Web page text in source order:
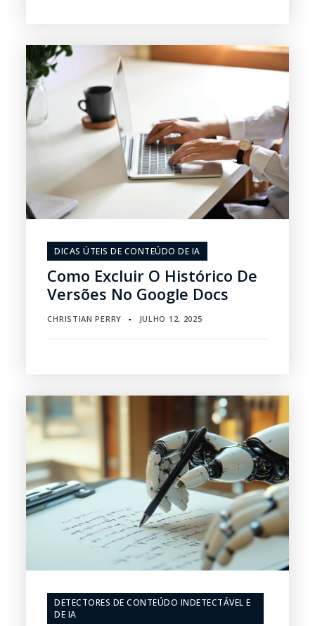
DICAS ÚTEIS DE CONTEÚDO DE IA
Como Excluir O Histórico De
Versões No Google Docs
CHRISTIAN PERRY ▪ JULHO 12, 2025
DETECTORES DE CONTEÚDO INDETECTÁVEL E
DE IA